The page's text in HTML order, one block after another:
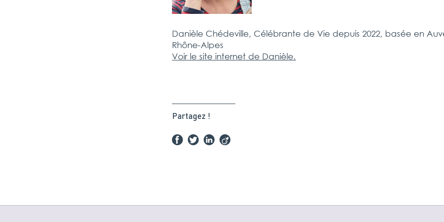
Danièle Chédeville, Célébrante de Vie depuis 2022, basée en
Rhône-Alpes
Voir le site internet de Danièle.
Partagez !